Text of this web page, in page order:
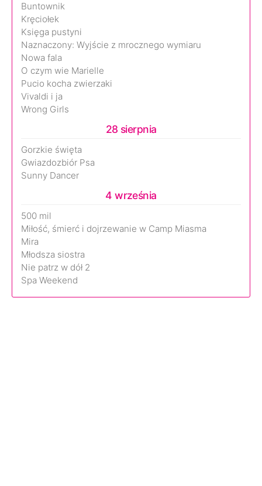
Buntownik
Kręciołek
Księga pustyni
Naznaczony: Wyjście z mrocznego wymiaru
Nowa fala
O czym wie Marielle
Pucio kocha zwierzaki
Vivaldi i ja
Wrong Girls
28 sierpnia
Gorzkie święta
Gwiazdozbiór Psa
Sunny Dancer
4 września
500 mil
Miłość, śmierć i dojrzewanie w Camp Miasma
Mira
Młodsza siostra
Nie patrz w dół 2
Spa Weekend